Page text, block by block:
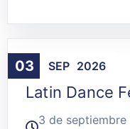
03 SEP 2026
Agenda La Paz
Latin Dance
3 de